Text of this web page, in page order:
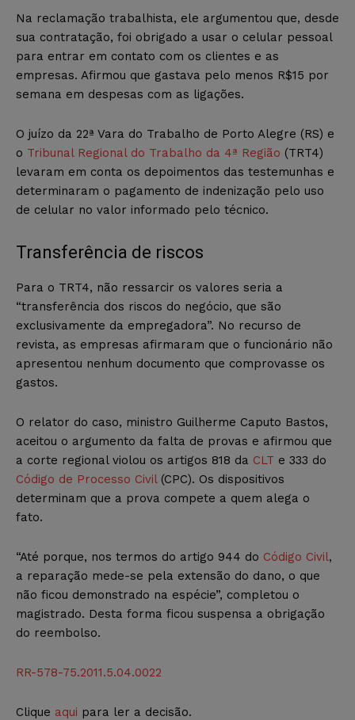
Na reclamação trabalhista, ele argumentou que, desde
sua contratação, foi obrigado a usar o celular pessoal
para entrar em contato com os clientes e as
empresas. Afirmou que gastava pelo menos R$15 por
semana em despesas com as ligações.
O juízo da 22ª Vara do Trabalho de Porto Alegre (RS) e
o Tribunal Regional do Trabalho da 4ª Região (TRT4)
levaram em conta os depoimentos das testemunhas e
determinaram o pagamento de indenização pelo uso
de celular no valor informado pelo técnico.
Transferência de riscos
Para o TRT4, não ressarcir os valores seria a
“transferência dos riscos do negócio, que são
exclusivamente da empregadora”. No recurso de
revista, as empresas afirmaram que o funcionário não
apresentou nenhum documento que comprovasse os
gastos.
O relator do caso, ministro Guilherme Caputo Bastos,
aceitou o argumento da falta de provas e afirmou que
a corte regional violou os artigos 818 da CLT e 333 do
Código de Processo Civil (CPC). Os dispositivos
determinam que a prova compete a quem alega o
fato.
“Até porque, nos termos do artigo 944 do Código Civil,
a reparação mede-se pela extensão do dano, o que
não ficou demonstrado na espécie”, completou o
magistrado. Desta forma ficou suspensa a obrigação
do reembolso.
RR-578-75.2011.5.04.0022
Clique aqui para ler a decisão.